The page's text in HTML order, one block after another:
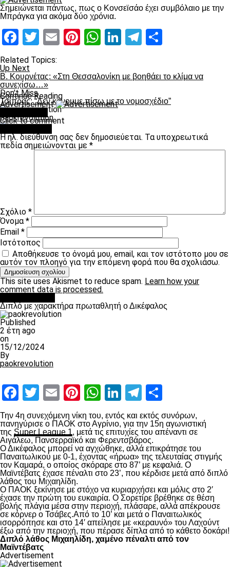
Σημειώνεται πάντως, πως ο Κονσεϊσάο έχει συμβόλαιο με την
Μπράγκα για ακόμα δύο χρόνια.
Facebook
Twitter
EmailPinterest
WhatsApp
LinkedIn
Telegram
Related Topics:
Up Next
Β. Κουρνέτας: «Στη Θεσσαλονίκη με βοηθάει το κλίμα να
συνεχίσω…»
Don't Miss
Τσίπρας: “Δεν κάνουμε πίσω με το νομοσχέδιο”
paokrevolution
Continue Reading
Advertisement
Click to comment
Η ηλ. διεύθυνση σας δεν δημοσιεύεται. Τα υποχρεωτικά
πεδία σημειώνονται με *
Σχόλιο *
Όνομα*
Email *
Ιστότοπος
Αποθήκευσε το όνομά μου, email, και τον ιστότοπο μου σε
αυτόν τον πλοηγό για την επόμενη φορά που θα σχολιάσω.
This site uses Akismet to reduce spam. Learn how your
comment data is processed.
Διπλό με χαρακτήρα πρωταθλητή ο Δικέφαλος
Published
2 έτη ago
on
15/12/2024
By
paokrevolution
Facebook
Twitter
EmailPinterest
WhatsApp
LinkedIn
Telegram
Την 4η συνεχόμενη νίκη του, εντός και εκτός συνόρων,
πανηγύρισε ο ΠΑΟΚ στο Αγρίνιο, για την 15η αγωνιστική
της Super League 1, μετά τις επιτυχίες του απέναντι σε
Αιγάλεω, Πανσερραϊκό και Φερεντσβάρος.
Ο Δικέφαλος μπορεί να αγχώθηκε, αλλά επικράτησε του
Παναιτωλικού με 0-1, έχοντας «ήρωα» της τελευταίας στιγμής
τον Καμαρά, ο οποίος σκόραρε στο 87’ με κεφαλιά. Ο
Μαϊντέβατς έχασε πέναλτι στο 23’, που κέρδισε μετά από διπλό
λάθος του Μιχαηλίδη.
Ο ΠΑΟΚ ξεκίνησε με στόχο να κυριαρχήσει και μόλις στο 2′
έχασε την πρώτη του ευκαιρία. Ο Σορετίρε βρέθηκε σε θέση
βολής πλάγια μέσα στην περιοχή, πλάσαρε, αλλά απέκρουσε
σε κόρνερ ο Τσάβες.Από το 10’ και μετά ο Παναιτωλικός
ισορρόπησε και στο 14′ απείλησε με «κεραυνό» του Λαχούντ
έξω από την περιοχή, που πέρασε δίπλα από το κάθετο δοκάρι!
Διπλό λάθος Μιχαηλίδη, χαμένο πέναλτι από τον
Μαϊντέβατς
Advertisement